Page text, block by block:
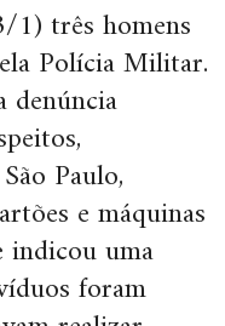
três homens
Polícia Militar.
denúncia
Paulo,
e máquinas
indicou uma
foram